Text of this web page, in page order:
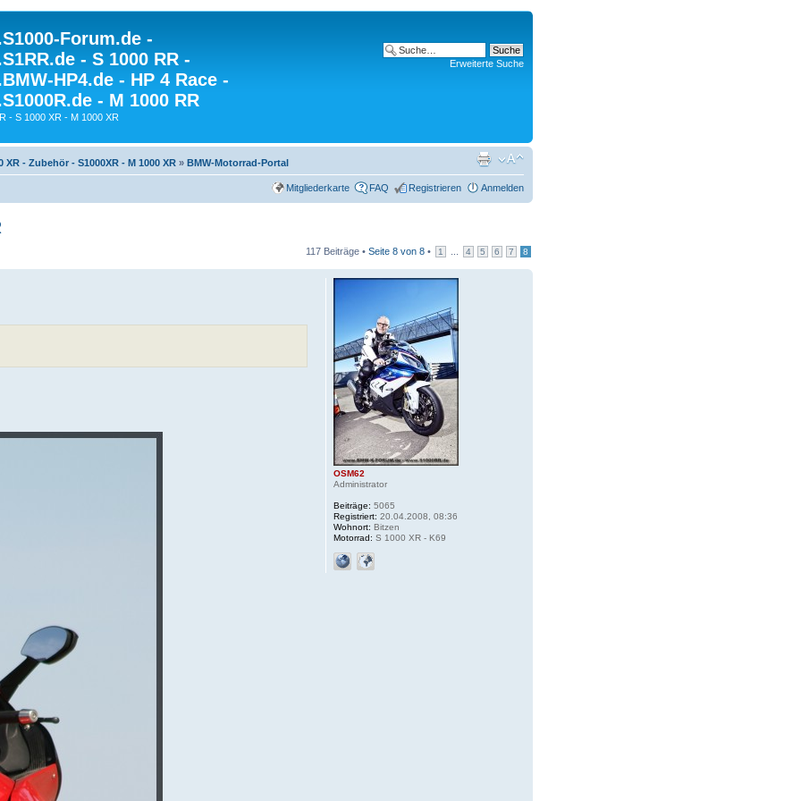
Forum.de -
- S 1000 RR -
HP4.de - HP 4 Race -
- M 1000 RR
- S 1000 XR - M 1000 XR
Erweiterte Suche
XR - Zubehör - S1000XR - M 1000 XR » BMW-Motorrad-Portal
Mitgliederkarte FAQ Registrieren Anmelden
117 Beiträge • Seite 8 von 8 • 1 4 5 6 7 8
OSM62
Administrator
Beiträge: 5065
Registriert: 20.04.2008, 08:36
Wohnort: Bitzen
Motorrad: S 1000 XR - K69